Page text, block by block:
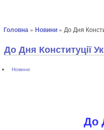
Головна » Новини » До Дня
До Дня Конституції
Новини
До